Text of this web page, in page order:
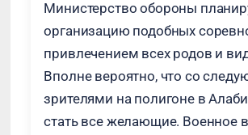
Министерство обороны
организацию подобных
привлечением всех родов и
Вполне вероятно, что со
зрителями на полигоне в
стать все желающие. Военное